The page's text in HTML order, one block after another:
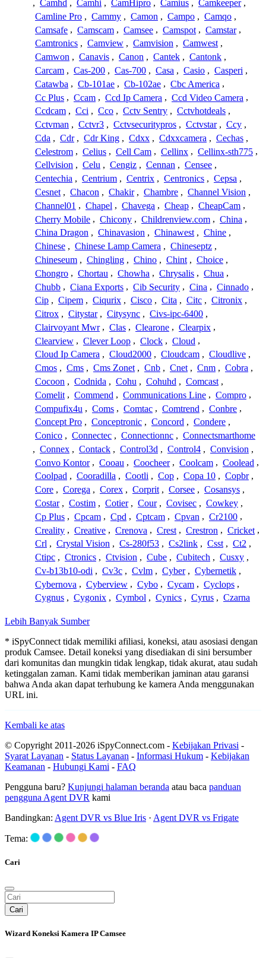
, Camhd , Camhi , CamHipro , Camius , Camkeeper ,
Camline Pro , Cammy , Camon , Campo , Camqo ,
Camsafe , Camscam , Camsee , Camspot , Camstar ,
Camtronics , Camview , Camvision , Camwest ,
Camwon , Canavis , Canon , Cantek , Cantonk ,
Carcam , Cas-200 , Cas-700 , Casa , Casio , Casperi ,
Catawba , Cb-101ae , Cb-102ae , Cbc America ,
Cc Plus , Ccam , Ccd Ip Camera , Ccd Video Camera ,
Ccdcam , Cci , Cco , Cctv Sentry , Cctvhotdeals ,
Cctvman , Cctvr3 , Cctvsecuritypros , Cctvstar , Ccy ,
Cda , Cdr , Cdr King , Cdxx , Cdxxcamera , Cechas ,
Celestrom , Celius , Cell Cam , Cellinx , Cellinx-sth775 ,
Cellvision , Celu , Cengiz , Cennan , Censee ,
Centechia , Centrium , Centrix , Centronics , Cepsa ,
Cesnet , Chacon , Chakir , Chambre , Channel Vision ,
Channel01 , Chapel , Chavega , Cheap , CheapCam ,
Cherry Mobile , Chicony , Childrenview.com , China ,
China Dragon , Chinavasion , Chinawest , Chine ,
Chinese , Chinese Lamp Camera , Chineseptz ,
Chineseum , Chingling , Chino , Chint , Choice ,
Chongro , Chortau , Chowha , Chrysalis , Chua ,
Chubb , Ciana Exports , Cib Security , Cina , Cinnado ,
Cip , Cipem , Ciqurix , Cisco , Cita , Citc , Citronix ,
Citrox , Citystar , Citysync , Civs-ipc-6400 ,
Clairvoyant Mwr , Clas , Clearone , Clearpix ,
Clearview , Clever Loop , Clock , Cloud ,
Cloud Ip Camera , Cloud2000 , Cloudcam , Cloudlive ,
Cmos , Cms , Cms Zonet , Cnb , Cnet , Cnm , Cobra ,
Cocoon , Codnida , Cohu , Cohuhd , Comcast ,
Comelit , Commend , Communications Line , Compro ,
Compufix4u , Coms , Comtac , Comtrend , Conbre ,
Concept Pro , Conceptronic , Concord , Condere ,
Conico , Connectec , Connectionnc , Connectsmarthome
, Connex , Contack , Control3d , Control4 , Convision ,
Convo Kontor , Cooau , Coocheer , Coolcam , Coolead ,
Coolpad , Cooradilla , Cootli , Cop , Copa 10 , Copbr ,
Core , Corega , Corex , Corprit , Corsee , Cosansys ,
Costar , Costim , Cotier , Cour , Covisec , Cowkey ,
Cp Plus , Cpcam , Cpd , Cptcam , Cpvan , Cr2100 ,
Creality , Creative , Crenova , Crest , Crestron , Cricket ,
Crl , Crystal Vision , Cs-280f53 , Cs2link , Csst , Ct2 ,
Ctipc , Ctronics , Ctvision , Cube , Cubitech , Cusxy ,
Cv-b13b10-odi , Cv3c , Cvlm , Cyber , Cybernetik ,
Cybernova , Cyberview , Cybo , Cycam , Cyclops ,
Cygnus , Cygonix , Cymbol , Cynics , Cyrus , Czarna
Lebih Banyak Sumber
* iSpyConnect tidak memiliki afiliasi, koneksi, atau asosiasi dengan
produk Camsee. Detail koneksi yang disediakan di sini bersumber
dari komunitas dan mungkin tidak lengkap, tidak akurat, atau sudah
ketinggalan zaman. Kami tidak memberikan jaminan atau garansi
bahwa Anda akan dapat terhubung ke kamera Anda menggunakan
URL ini.
Kembali ke atas
© Copyright 2011-2026 iSpyConnect.com - Kebijakan Privasi -
Syarat Layanan - Status Layanan - Informasi Hukum - Kebijakan
Keamanan - Hubungi Kami - FAQ
Pengguna baru? Kunjungi halaman beranda atau baca panduan
pengguna Agent DVR kami
Bandingkan: Agent DVR vs Blue Iris · Agent DVR vs Frigate
Tema:
Cari
Cari
Wizard Koneksi Kamera IP Camsee